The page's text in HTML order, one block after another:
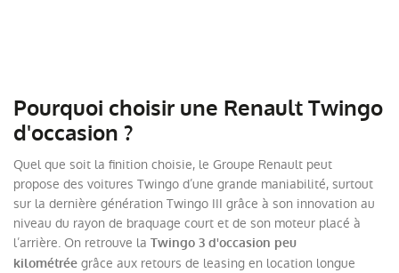
Pourquoi choisir une Renault Twingo
d'occasion ?
Quel que soit la finition choisie, le Groupe Renault peut
propose des voitures Twingo d’une grande maniabilité, surtout
sur la dernière génération Twingo III grâce à son innovation au
niveau du rayon de braquage court et de son moteur placé à
l’arrière. On retrouve la Twingo 3 d'occasion peu
kilométrée grâce aux retours de leasing en location longue